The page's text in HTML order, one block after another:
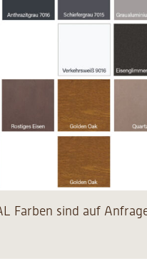
Farben sind auf